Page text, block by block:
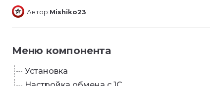
Автор:Mishiko23
Меню компонента
Установка